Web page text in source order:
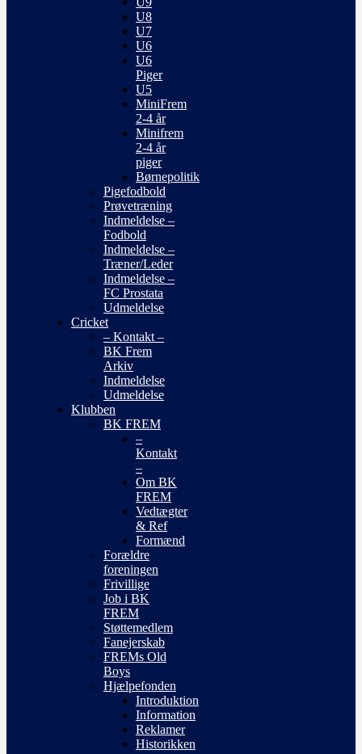
U8
U7
U6
U6
Piger
U5
MiniFrem
2-4 år
Minifrem
2-4 år
piger
Børnepolitik
Pigefodbold
Prøvetræning
Indmeldelse –
Fodbold
Indmeldelse –
Træner/Leder
Indmeldelse –
FC Prostata
Udmeldelse
Cricket
– Kontakt –
BK Frem
Arkiv
Indmeldelse
Udmeldelse
Klubben
BK FREM
–
Kontakt
–
Om BK
FREM
Vedtægter
& Ref
Formænd
Forældre
foreningen
Frivillige
Job i BK
FREM
Støttemedlem
Fanejerskab
FREMs Old
Boys
Hjælpefonden
Introduktion
Information
Reklamer
Historikken